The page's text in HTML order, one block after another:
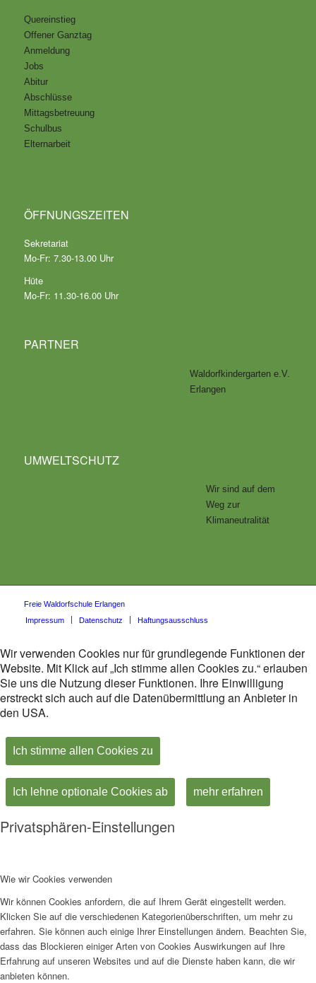
Quereinstieg
Offener Ganztag
Anmeldung
Jobs
Abitur
Abschlüsse
Mittagsbetreuung
Schulbus
Elternarbeit
ÖFFNUNGSZEITEN
Sekretariat
Mo-Fr: 7.30-13.00 Uhr
Hüte
Mo-Fr: 11.30-16.00 Uhr
PARTNER
Waldorfkindergarten e.V.
Erlangen
UMWELTSCHUTZ
Wir sind auf dem
Weg zur
Klimaneutralität
Freie Waldorfschule Erlangen
Impressum
Datenschutz Haftungsausschluss
Wir verwenden Cookies nur für grundlegende Funktionen der
Website. Mit Klick auf „Ich stimme allen Cookies zu.“ erlauben
Sie uns die Nutzung dieser Funktionen. Ihre Einwilligung
erstreckt sich auch auf die Datenübermittlung an Anbieter in
den USA.
Ich stimme allen Cookies zu
Ich lehne optionale Cookies ab mehr erfahren
Privatsphären-Einstellungen
Wie wir Cookies verwenden
Wir können Cookies anfordern, die auf Ihrem Gerät eingestellt werden.
Klicken Sie auf die verschiedenen Kategorienüberschriften, um mehr zu
erfahren. Sie können auch einige Ihrer Einstellungen ändern. Beachten Sie,
dass das Blockieren einiger Arten von Cookies Auswirkungen auf Ihre
Erfahrung auf unseren Websites und auf die Dienste haben kann, die wir
anbieten können.